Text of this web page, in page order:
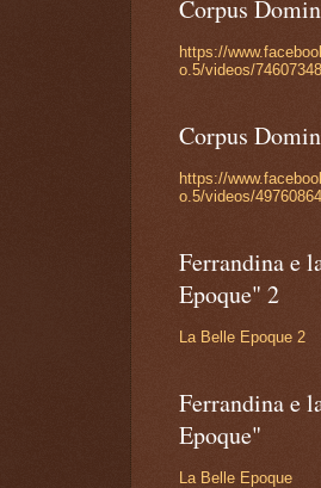
Corpus
https://
o.5/videos/
Corpus
https://
o.5/videos/
Ferrandina e
Epoque" 2
La Belle Epoque 2
Ferrandina e
Epoque"
La Belle Epoque